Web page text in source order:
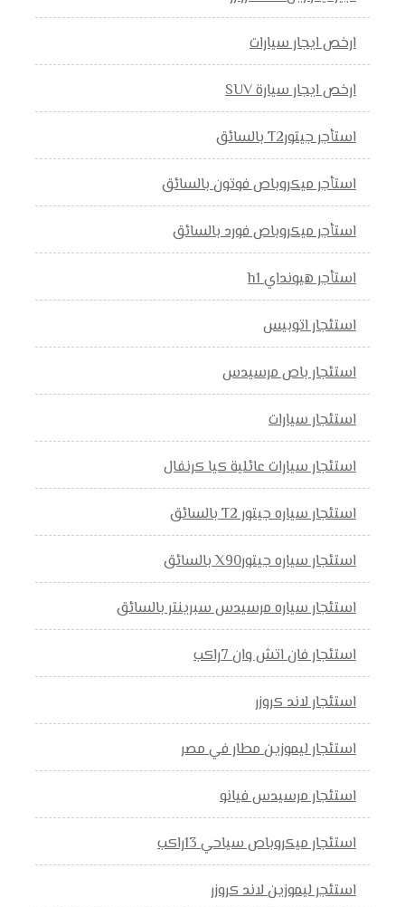
ارخص ايجار سيارات
ارخص ايجار سيارة SUV
استأجر جيتورT2 بالسائق
استأجر ميكروباص فوتون بالسائق
استأجر ميكروباص فورد بالسائق
استأجر هيونداي h1
استئجار اتوبيس
استئجار باص مرسيدس
استئجار سيارات
استئجار سيارات عائلية كيا كرنفال
استئجار سياره جيتور T2 بالسائق
استئجار سياره جيتورX90 بالسائق
استئجار سياره مرسيدس سبرينتر بالسائق
استئجار فان اتش وان 7راكب
استئجار لاند كروزر
استئجار ليموزين مطار في مصر
استئجار مرسيدس فيانو
استئجار ميكروباص سياحي 13راكب
استئجر ليموزين لاند كروزر